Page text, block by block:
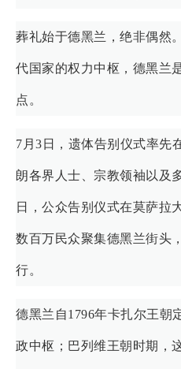
葬礼始于德黑兰，绝非偶然
代国家的权力中枢，德黑兰
点。
7月3日，遗体告别仪式率先
朗各界人士、宗教领袖以及
日，公众告别仪式在莫萨拉
数百万民众聚集德黑兰街头
行。
德黑兰自1796年卡扎尔王朝
政中枢；巴列维王朝时期，